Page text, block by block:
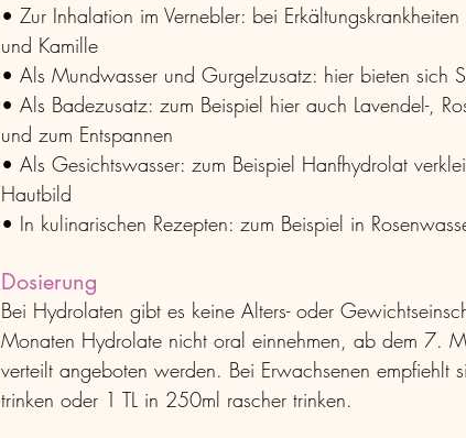
• Zur Inhalation im Vernebler: bei
und Kamille
• Als Mundwasser und Gurgelzusatz: hier bieten sich
• Als Badezusatz: zum Beispiel hier auch Lavendel-,
und zum Entspannen
• Als Gesichtswasser: zum Beispiel Hanfhydrolat
Hautbild
• In kulinarischen Rezepten: zum Beispiel in
Dosierung
Bei Hydrolaten gibt es keine Alters- oder
Monaten Hydrolate nicht oral einnehmen, ab dem 7.
verteilt angeboten werden. Bei Erwachsenen
trinken oder 1 TL in 250ml rascher trinken.